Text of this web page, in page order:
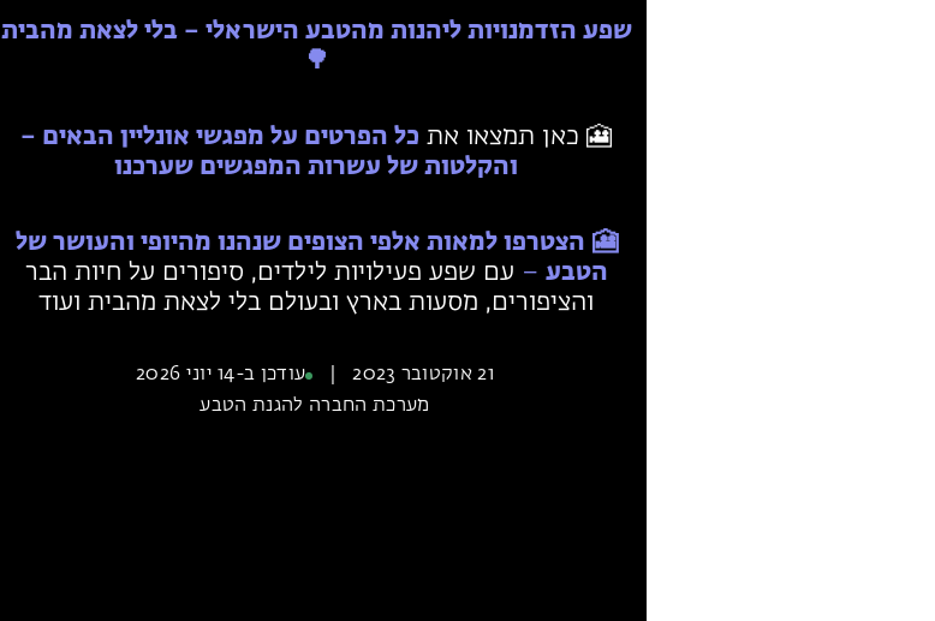
שפע הזדמנויות ליהנות מהטבע הישראלי – בלי לצאת מהבית
🌳
🎦 כאן תמצאו את כל הפרטים על מפגשי אונליין הבאים –
והקלטות של עשרות המפגשים שערכנו
🎦 הצטרפו למאות אלפי הצופיםשנהנו מהיופי והעושר של
הטבע – עם שפע פעילויות לילדים, סיפורים על חיות הבר
והציפורים, מסעות בארץ ובעולם בלי לצאת מהבית ועוד
21 אוקטובר 2023
עודכן ב-14 יוני 2026
מערכת החברה להגנת הטבע